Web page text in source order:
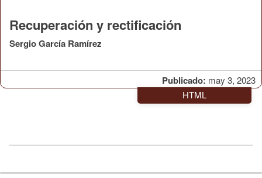
Publicado: may 3, 2023
Recuperación y rectificación
Sergio García Ramírez
HTML